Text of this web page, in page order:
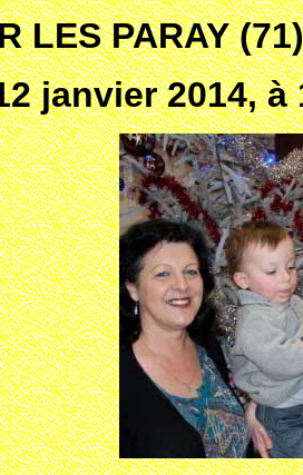
LES PARAY (71)
janvier 2014,